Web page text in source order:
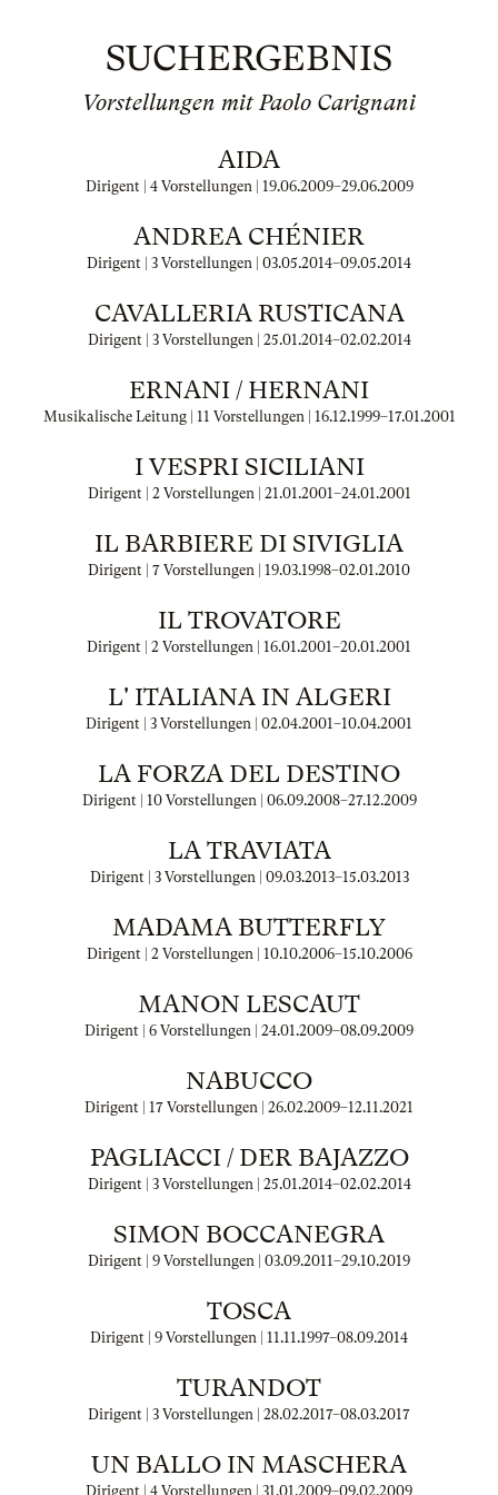
SUCHERGEBNIS
Vorstellungen mit Paolo Carignani
AIDA
Dirigent | 4 Vorstellungen | 19.06.2009–29.06.2009
ANDREA CHÉNIER
Dirigent | 3 Vorstellungen | 03.05.2014–09.05.2014
CAVALLERIA RUSTICANA
Dirigent | 3 Vorstellungen | 25.01.2014–02.02.2014
ERNANI / HERNANI
Musikalische Leitung | 11 Vorstellungen | 16.12.1999–17.01.2001
I VESPRI SICILIANI
Dirigent | 2 Vorstellungen | 21.01.2001–24.01.2001
IL BARBIERE DI SIVIGLIA
Dirigent | 7 Vorstellungen | 19.03.1998–02.01.2010
IL TROVATORE
Dirigent | 2 Vorstellungen | 16.01.2001–20.01.2001
L' ITALIANA IN ALGERI
Dirigent | 3 Vorstellungen | 02.04.2001–10.04.2001
LA FORZA DEL DESTINO
Dirigent | 10 Vorstellungen | 06.09.2008–27.12.2009
LA TRAVIATA
Dirigent | 3 Vorstellungen | 09.03.2013–15.03.2013
MADAMA BUTTERFLY
Dirigent | 2 Vorstellungen | 10.10.2006–15.10.2006
MANON LESCAUT
Dirigent | 6 Vorstellungen | 24.01.2009–08.09.2009
NABUCCO
Dirigent | 17 Vorstellungen | 26.02.2009–12.11.2021
PAGLIACCI / DER BAJAZZO
Dirigent | 3 Vorstellungen | 25.01.2014–02.02.2014
SIMON BOCCANEGRA
Dirigent | 9 Vorstellungen | 03.09.2011–29.10.2019
TOSCA
Dirigent | 9 Vorstellungen | 11.11.1997–08.09.2014
TURANDOT
Dirigent | 3 Vorstellungen | 28.02.2017–08.03.2017
UN BALLO IN MASCHERA
Dirigent | 4 Vorstellungen | 31.01.2009–09.02.2009